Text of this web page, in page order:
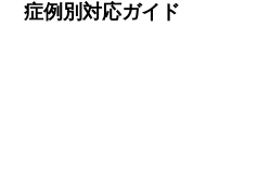
症例別対応ガイド